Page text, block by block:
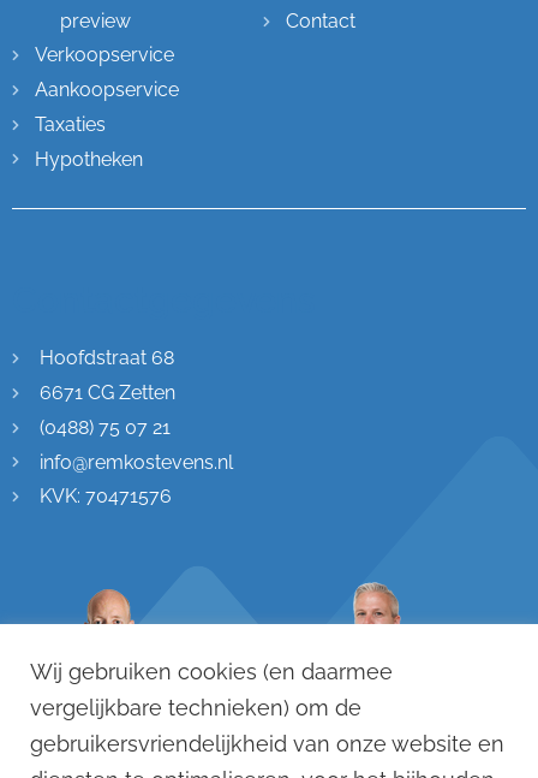
preview
Verkoopservice
Aankoopservice
Taxaties
Hypotheken
Contact
Hoofdstraat 68
6671 CG Zetten
(0488) 75 07 21
info@remkostevens.nl
KVK: 70471576
Wij gebruiken cookies (en daarmee
vergelijkbare technieken) om de
gebruikersvriendelijkheid van onze website en